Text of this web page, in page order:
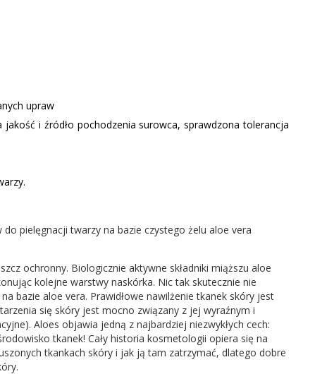
upraw
i źródło pochodzenia surowca, sprawdzona tolerancja
pielęgnacji twarzy na bazie czystego żelu aloe vera
ochronny. Biologicznie aktywne składniki miąższu aloe
kolejne warstwy naskórka. Nic tak skutecznie nie
bazie aloe vera. Prawidłowe nawilżenie tkanek skóry jest
się skóry jest mocno związany z jej wyraźnym i
Aloes objawia jedną z najbardziej niezwykłych cech:
tkanek! Cały historia kosmetologii opiera się na
tkankach skóry i jak ją tam zatrzymać, dlatego dobre